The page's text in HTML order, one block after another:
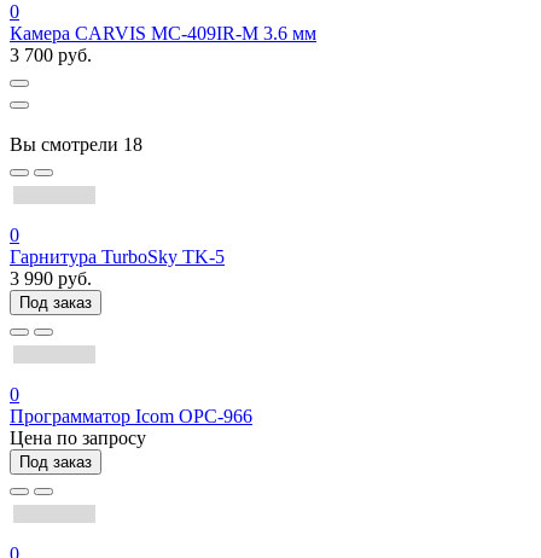
0
Камера CARVIS MС-409IR-M 3.6 мм
3 700 руб.
Вы смотрели 18
0
Гарнитура TurboSky TK-5
3 990 руб.
Под заказ
0
Программатор Icom OPC-966
Цена по запросу
Под заказ